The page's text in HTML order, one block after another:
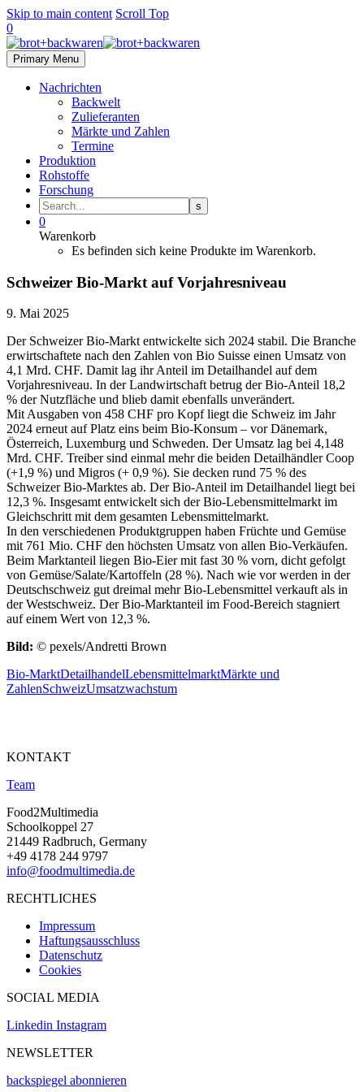
Skip to main content Scroll Top
0
Primary Menu
Nachrichten
Backwelt
Zulieferanten
Märkte und Zahlen
Termine
Produktion
Rohstoffe
Forschung
0
Warenkorb
Es befinden sich keine Produkte im Warenkorb.
Schweizer Bio-Markt auf Vorjahresniveau
9. Mai 2025
Der Schweizer Bio-Markt entwickelte sich 2024 stabil. Die Branche
erwirtschaftete nach den Zahlen von Bio Suisse einen Umsatz von
4,1 Mrd. CHF. Damit lag ihr Anteil im Detailhandel auf dem
Vorjahresniveau. In der Landwirtschaft betrug der Bio-Anteil 18,2
% der Nutzfläche und blieb damit ebenfalls unverändert.
Mit Ausgaben von 458 CHF pro Kopf liegt die Schweiz im Jahr
2024 erneut auf Platz eins beim Bio-Konsum – vor Dänemark,
Österreich, Luxemburg und Schweden. Der Umsatz lag bei 4,148
Mrd. CHF. Treiber sind einmal mehr die beiden Detailhändler Coop
(+1,9 %) und Migros (+ 0,9 %). Sie decken rund 75 % des
Schweizer Bio-Marktes ab. Der Bio-Anteil im Detailhandel liegt bei
12,3 %. Insgesamt entwickelt sich der Bio-Lebensmittelmarkt im
Gleichschritt mit dem gesamten Lebensmittelmarkt.
In den verschiedenen Produktgruppen haben Früchte und Gemüse
mit 761 Mio. CHF den höchsten Umsatz von allen Bio-Verkäufen.
Beim Marktanteil liegen Bio-Eier mit fast 30 % vorn, dicht gefolgt
von Gemüse/Salate/Kartoffeln (28 %). Nach wie vor werden in der
Deutschschweiz gut dreimal mehr Bio-Lebensmittel verkauft als in
der Westschweiz. Der Bio-Marktanteil im Food-Bereich stagniert
auf einem Wert von 12,3 %.
Bild: © pexels/Andretti Brown
Bio-MarktDetailhandelLebensmittelmarktMärkte und
ZahlenSchweizUmsatzwachstum
KONTAKT
Team
Food2Multimedia
Schoolkoppel 27
21449 Radbruch, Germany
+49 4178 244 9797
info@foodmultimedia.de
RECHTLICHES
Impressum
Haftungsausschluss
Datenschutz
Cookies
SOCIAL MEDIA
Linkedin Instagram
NEWSLETTER
backspiegel abonnieren